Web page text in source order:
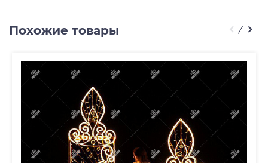
Похожие товары